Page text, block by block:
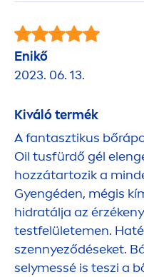
Enikő
2023. 06. 13.
Kiváló termék
A fantasztikus
Oil tusfürdő gél
hozzátartozik a
Gyengéden, mégis
hidratálja az
testfelületemen.
szennyeződéseket.
selymessé is teszi a